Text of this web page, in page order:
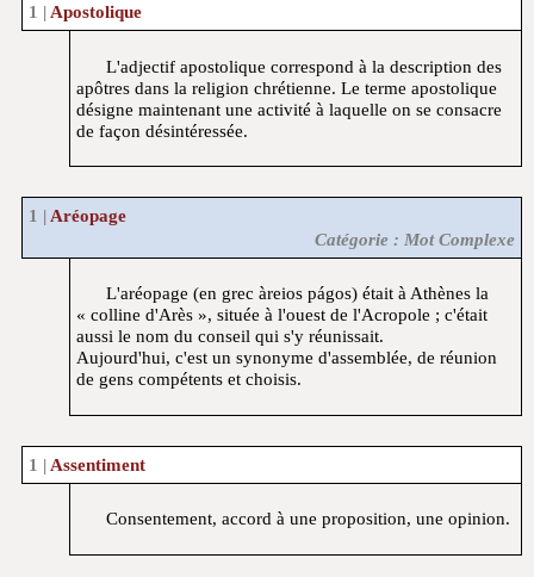
Apostolique
L'adjectif apostolique correspond à la description des
apôtres dans la religion chrétienne. Le terme apostolique
désigne maintenant une activité à laquelle on se consacre
de façon désintéressée.
Aréopage
Catégorie : Mot Complexe
L'aréopage (en grec àreios págos) était à Athènes la
« colline d'Arès », située à l'ouest de l'Acropole ; c'était
aussi le nom du conseil qui s'y réunissait.
Aujourd'hui, c'est un synonyme d'assemblée, de réunion
de gens compétents et choisis.
Assentiment
Consentement, accord à une proposition, une opinion.